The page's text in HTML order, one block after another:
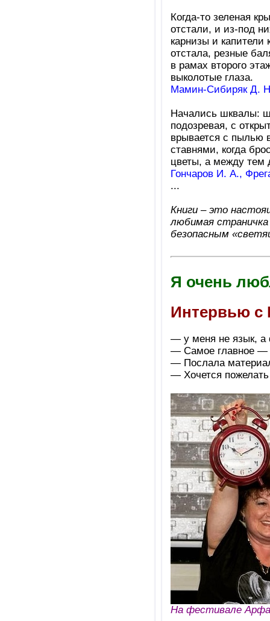
Когда-то зеленая
отстали, и из-под
карнизы и капители
отстала, резные
в рамах второго
выколотые глаза.
Мамин-Сибиряк Д.
Начались шквалы:
подозревая, с
врывается с пылью
ставнями, когда
цветы, а между тем
Гончаров И. А.,
...
Книги – это
любимая
безопасным
Я очень
Интервью с
— у меня не язык, а
— Самое главное —
— Послала
— Хочется
На фестивале